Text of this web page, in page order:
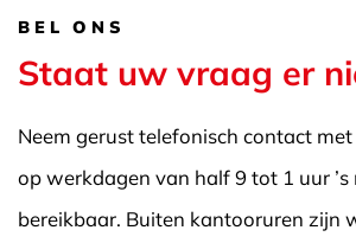
BEL ONS
Staat uw vraag er
Neem gerust telefonisch contact
op werkdagen van half 9 tot 1 uur ’s
bereikbaar. Buiten kantooruren zijn